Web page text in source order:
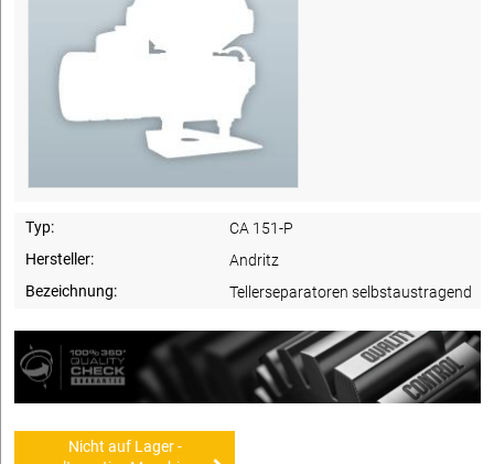
Typ:
CA 151-P
Hersteller:
Andritz
Bezeichnung:
Tellerseparatoren selbstaustragend
Nicht auf Lager -